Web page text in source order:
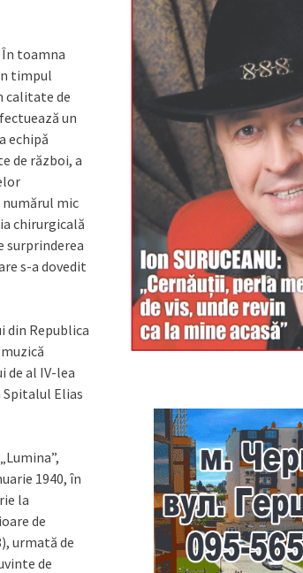
toamna
timpul
calitate de
un
echipǎ
de război, a
mic
chirurgicală
surprinderea
s-a dovedit
din Republica
de al IV-lea
Spitalul Elias
1940, în
la
de
urmată de
de